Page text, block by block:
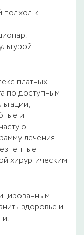
подход к
платных
по доступным
и
лечения
хирургическим
здоровье и